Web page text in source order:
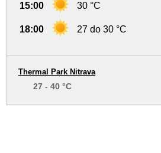
15:00 30 °C
18:00 27 do 30 °C
Thermal Park Nitrava
27 - 40 °C